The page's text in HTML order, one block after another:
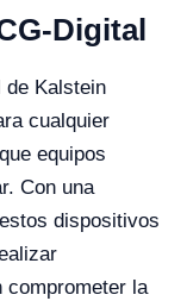
Digital
de Kalstein
cualquier
equipos
Con una
dispositivos
la